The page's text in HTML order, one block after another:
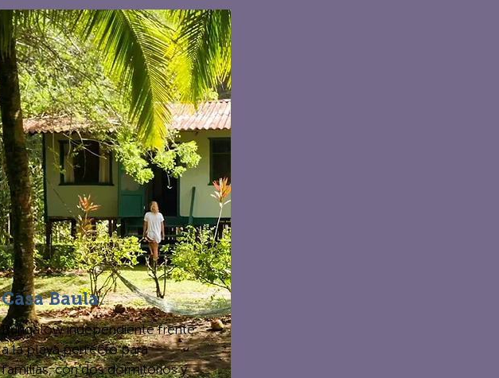
Casa Baula:
Bungalow independiente frente
a la playa perfecto para
familias, con dos dormitorios y